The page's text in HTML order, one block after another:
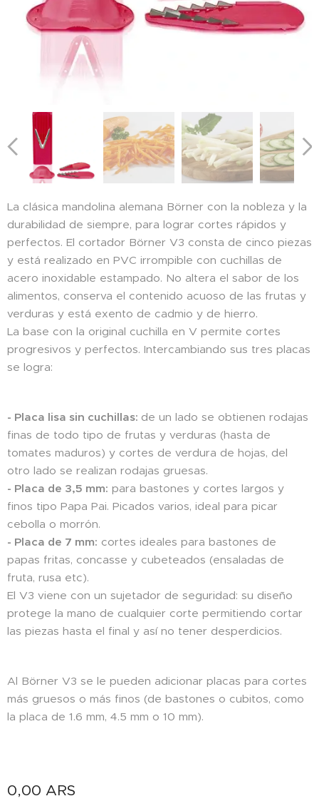
La clásica mandolina alemana Börner con la nobleza y la
durabilidad de siempre, para lograr cortes rápidos y
perfectos. El cortador Börner V3 consta de cinco piezas
y está realizado en PVC irrompible con cuchillas de
acero inoxidable estampado. No altera el sabor de los
alimentos, conserva el contenido acuoso de las frutas y
verduras y está exento de cadmio y de hierro.
La base con la original cuchilla en V permite cortes
progresivos y perfectos. Intercambiando sus tres placas
se logra:
- Placa lisa sin cuchillas: de un lado se obtienen rodajas
finas de todo tipo de frutas y verduras (hasta de
tomates maduros) y cortes de verdura de hojas, del
otro lado se realizan rodajas gruesas.
- Placa de 3,5 mm: para bastones y cortes largos y
finos tipo Papa Pai. Picados varios, ideal para picar
cebolla o morrón.
- Placa de 7 mm: cortes ideales para bastones de
papas fritas, concasse y cubeteados (ensaladas de
fruta, rusa etc).
El V3 viene con un sujetador de seguridad: su diseño
protege la mano de cualquier corte permitiendo cortar
las piezas hasta el final y así no tener desperdicios.
Al Börner V3 se le pueden adicionar placas para cortes
más gruesos o más finos (de bastones o cubitos, como
la placa de 1.6 mm, 4.5 mm o 10 mm).
0,00 ARS